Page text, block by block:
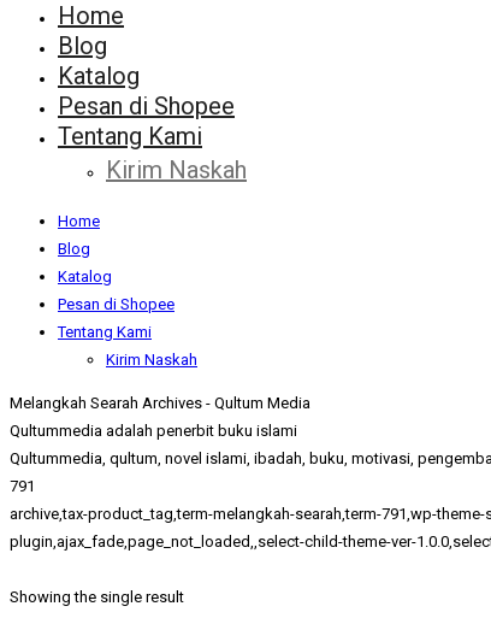
Home
Blog
Katalog
Pesan di Shopee
Tentang Kami
Kirim Naskah
Home
Blog
Katalog
Pesan di Shopee
Tentang Kami
Kirim Naskah
Melangkah Searah Archives - Qultum Media
Qultummedia adalah penerbit buku islami
Qultummedia, qultum, novel islami, ibadah, buku, motivasi,
791
archive,tax-product_tag,term-melangkah-searah,term-791,wp-
plugin,ajax_fade,page_not_loaded,,select-child-theme-ver-
Showing the single result